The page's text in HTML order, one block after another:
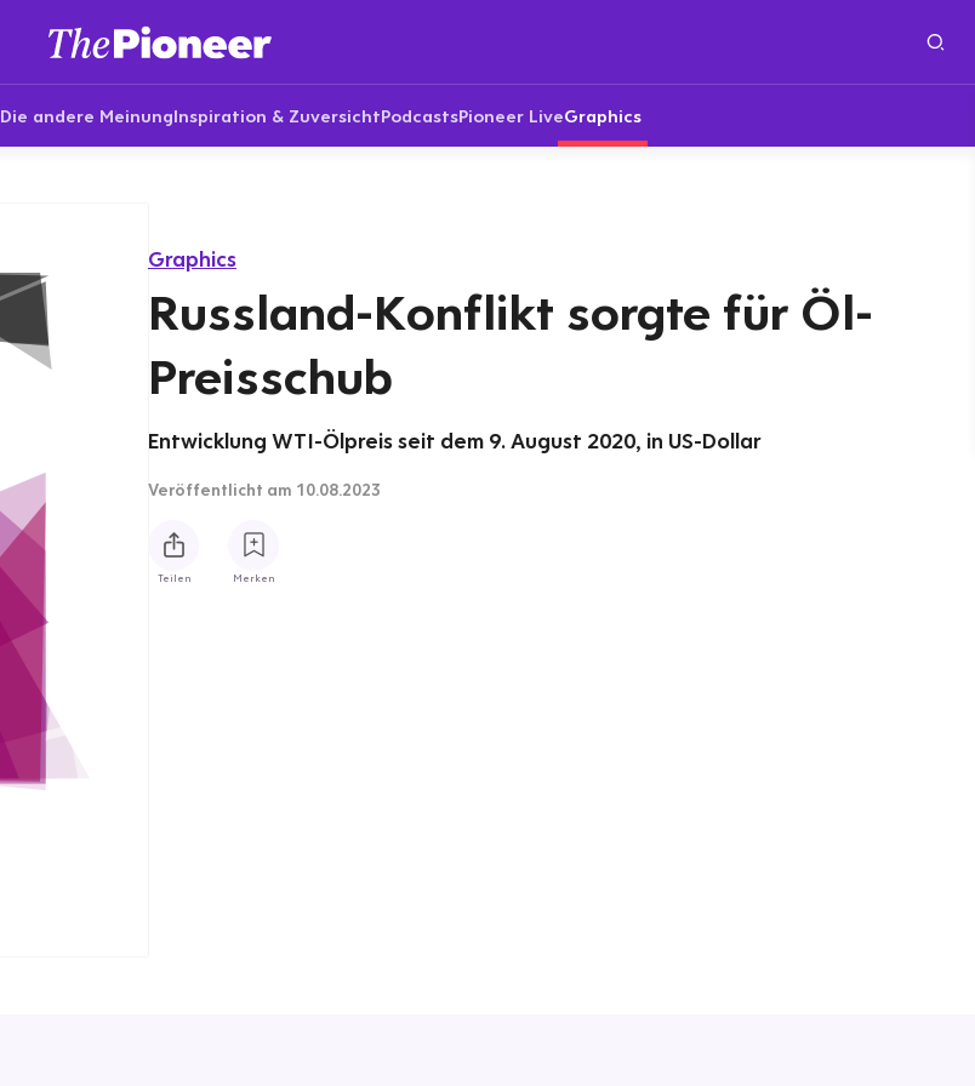
Die andere MeinungInspiration & ZuversichtPodcastsPioneer LiveGraphics
Graphics
Russland-Konflikt sorgte für Öl-
Preisschub
Entwicklung WTI-Ölpreis seit dem 9. August 2020, in US-Dollar
Veröffentlicht am 10.08.2023
Teilen Merken